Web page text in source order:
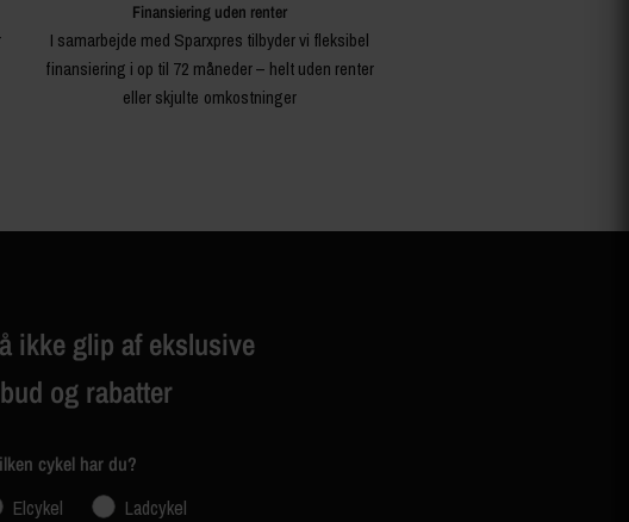
Finansiering uden renter
I samarbejde med Sparxpres tilbyder vi fleksibel
finansiering i op til 72 måneder – helt uden renter
eller skjulte omkostninger
ikke glip af ekslusive
og rabatter
cykel har du?
Elcykel
Ladcykel